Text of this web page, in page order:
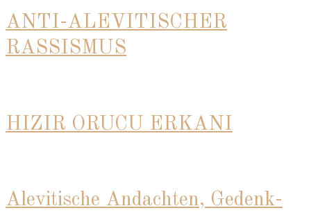
ANTI-ALEVITISCHER
RASSISMUS
HIZIR ORUCU ERKANI
Alevitische Andachten, Gedenk-